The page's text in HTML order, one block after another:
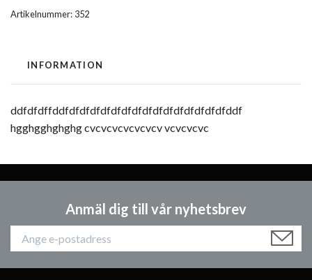
Artikelnummer: 352
INFORMATION
ddfdfdffddfdfdfdfdfdfdfdfdfdfdfdfdfdfdfdfddf
hgghgghghghg cvcvcvcvcvcvcv vcvcvcvc
Anmäl dig till vår nyhetsbrev